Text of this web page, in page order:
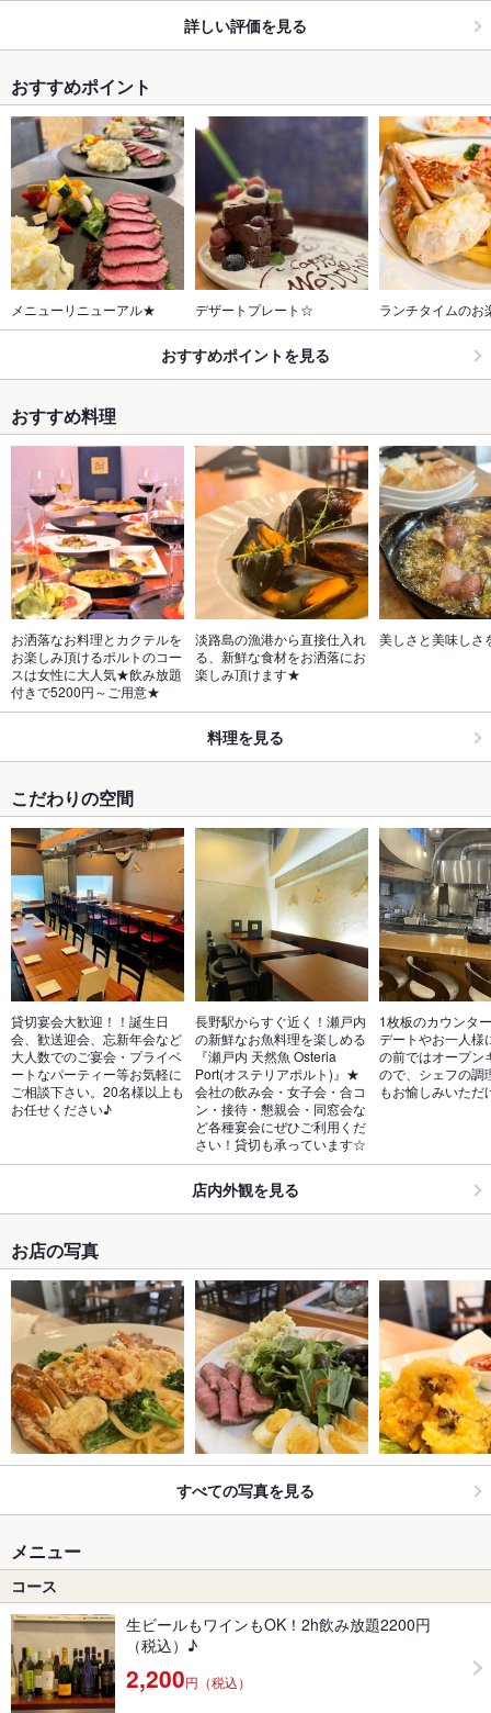
詳しい評価を見る
おすすめポイント
メニューリニューアル★ デザートプレート☆ ランチタイムのお
おすすめポイントを見る
おすすめ料理
お洒落なお料理とカクテルを
お楽しみ頂けるポルトのコー
スは女性に大人気★飲み放題
付きで5200円～ご用意★
淡路島の漁港から直接仕入れ
る、新鮮な食材をお洒落にお
楽しみ頂けます★
美しさと美味しさ
料理を見る
こだわりの空間
貸切宴会大歓迎！！誕生日
会、歓送迎会、忘新年会など
大人数でのご宴会・プライベ
ートなパーティー等お気軽に
ご相談下さい。20名様以上も
お任せください♪
長野駅からすぐ近く！瀬戸内
の新鮮なお魚料理を楽しめる
『瀬戸内 天然魚 Osteria
Port(オステリアポルト)』★
会社の飲み会・女子会・合コ
ン・接待・懇親会・同窓会な
ど各種宴会にぜひご利用くだ
さい！貸切も承っています☆
1枚板のカウンタ
デートやお一人様
の前ではオープン
ので、シェフの調
もお愉しみいただ
店内外観を見る
お店の写真
すべての写真を見る
メニュー
コース
生ビールもワインもOK！2h飲み放題2200円
（税込）♪
2,200円（税込）